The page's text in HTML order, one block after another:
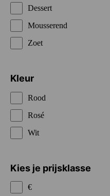
Dessert
Mousserend
Zoet
Kleur
Rood
Rosé
Wit
Kies je prijsklasse
€